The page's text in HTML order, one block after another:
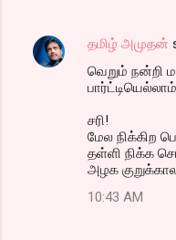
தமிழ் அமுதன்
வெறும் நன்றி
சரி!
மேல
தள்ளி நிக்க
அழக
10:43 AM